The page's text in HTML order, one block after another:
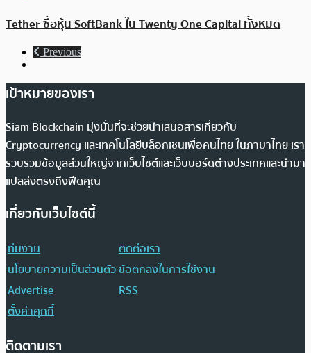
Tether ซื้อหุ้น SoftBank ใน Twenty One Capital ทั้งหมด
Previous
เป้าหมายของเรา
Siam Blockchain มุ่งมั่นที่จะช่วยนำเสนอสารเกี่ยวกับ
Cryptocurrency และเทคโนโลยีบล็อกเชนเพื่อคนไทย ในภาษาไทย เรา
รวบรวมข้อมูลส่วนใหญ่จากเว็บไซต์และเว็บบอร์ดต่างประเทศและนำมา
แปลส่งตรงถึงฟีดคุณ
เกี่ยวกับเว็บไซต์นี้
ทีมงาน
ติดต่อเรา
นโยบายความเป็นส่วนตัวข้อตกลงในการใช้งาน
Advertise
RSS
ตั้งค่าคุกกี้
ติดตามเรา